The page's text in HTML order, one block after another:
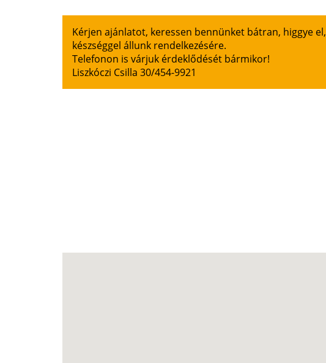
Kérjen ajánlatot, keressen bennünket bátran, higgye el,
készséggel állunk rendelkezésére.
Telefonon is várjuk érdeklődését bármikor!
Liszkóczi Csilla 30/454-9921